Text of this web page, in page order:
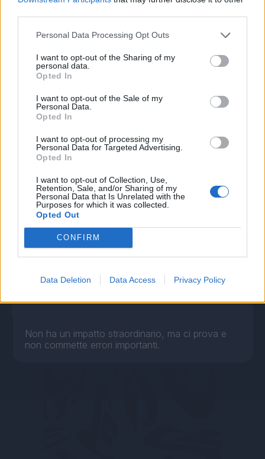
Personal Data Processing Opt Outs
I want to opt-out of the Sharing of my
personal data.
Opted In
I want to opt-out of the Sale of my
Personal Data.
Opted In
I want to opt-out of processing my
Personal Data for Targeted Advertising.
Opted In
I want to opt-out of Collection, Use,
Retention, Sale, and/or Sharing of my
Personal Data that Is Unrelated with the
Purposes for which it was collected.
Opted Out
CONFIRM
Data Deletion Data Access Privacy Policy
Normale
Ha un ottimo avvio. Sfiora il gol, poi cala,
soprattutto nella seconda frazione dove non si
vede tantissimo.
Bonus e Malus
Non ha un impatto straordinario, ma ci prova e
non commette errori importanti.